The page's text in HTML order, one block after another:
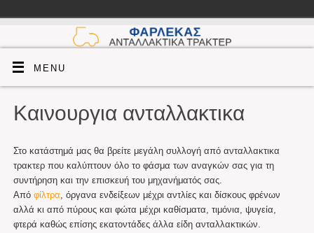
MENU
Καινουργια ανταλλακτικα
Στο κατάστημά μας θα βρείτε μεγάλη συλλογή από ανταλλακτικα
τρακτερ που καλύπτουν όλο το φάσμα των αναγκών σας για τη
συντήρηση και την επισκευή του μηχανήματός σας.
Από φίλτρα, όργανα ενδείξεων μέχρι αντλίες και δίσκους φρένων
αλλά κι από πύρους και φώτα μέχρι καθίσματα, τιμόνια, ψυγεία,
φτερά καθώς επίσης εκατοντάδες άλλα είδη ανταλλακτικών.